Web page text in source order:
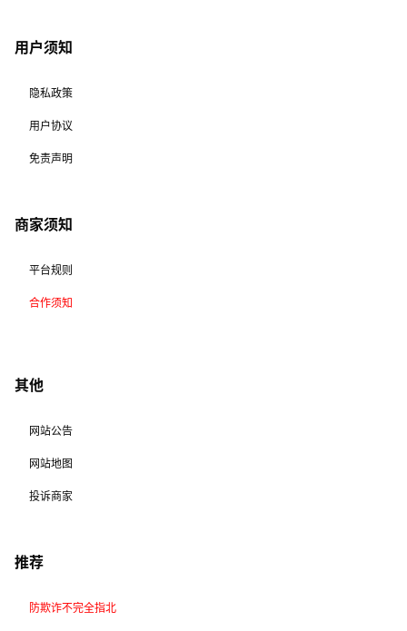
用户须知
隐私政策
用户协议
免责声明
商家须知
平台规则
合作须知
其他
网站公告
网站地图
投诉商家
推荐
防欺诈不完全指北